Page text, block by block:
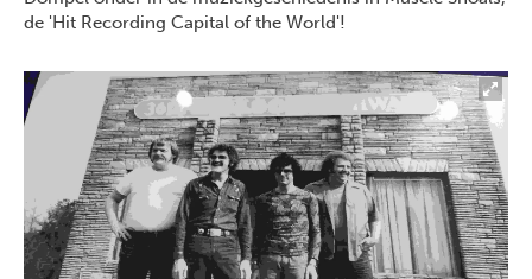
de 'Hit Recording Capital of the World'!